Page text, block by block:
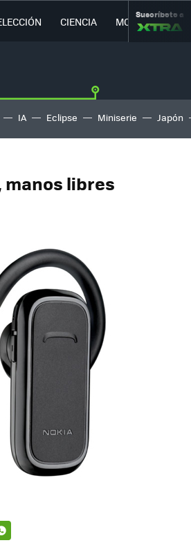
CIENCIA MOVILIDAD
Suscríbete a
IA Eclipse Miniserie Japón
manos libres